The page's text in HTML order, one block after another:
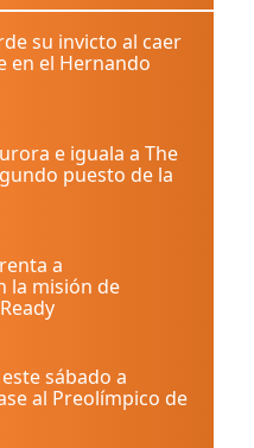
su invicto al caer
en el Hernando
e iguala a The
puesto de la
a
la misión de
sábado a
al Preolímpico de